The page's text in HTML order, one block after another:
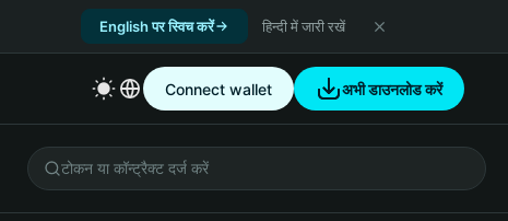
English पर स्विच करें हिन्दी में जारी रखें
Connect wallet अभी डाउनलोड करें